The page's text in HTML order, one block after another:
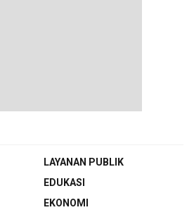
LAYANAN PUBLIK
EDUKASI
EKONOMI